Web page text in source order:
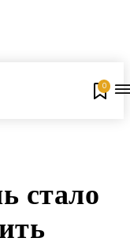
0
стало